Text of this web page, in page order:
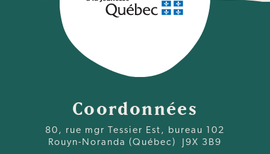
Coordonnées
80, rue mgr Tessier Est, bureau 102
Rouyn-Noranda (Québec) J9X 3B9